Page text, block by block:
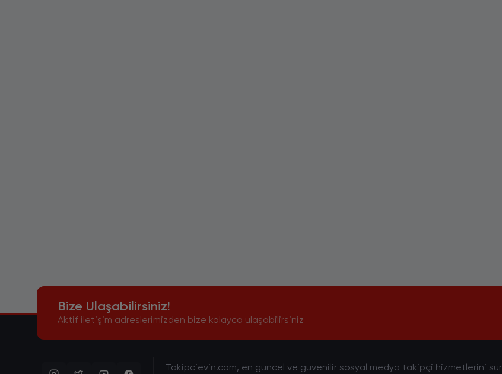
Bize Ulaşabilirsiniz!
Aktif iletişim adreslerimizden bize kolayca ulaşabilirsiniz
Takipcievin.com, en güncel ve güvenilir sosyal medya takipçi hizmetlerini